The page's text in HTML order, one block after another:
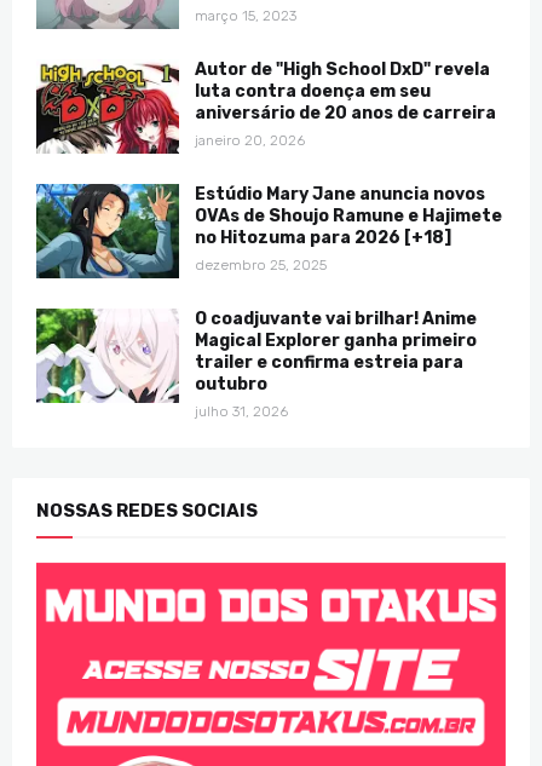
março 15, 2023
Autor de "High School DxD" revela
luta contra doença em seu
aniversário de 20 anos de carreira
janeiro 20, 2026
Estúdio Mary Jane anuncia novos
OVAs de Shoujo Ramune e Hajimete
no Hitozuma para 2026 [+18]
dezembro 25, 2025
O coadjuvante vai brilhar! Anime
Magical Explorer ganha primeiro
trailer e confirma estreia para
outubro
julho 31, 2026
NOSSAS REDES SOCIAIS